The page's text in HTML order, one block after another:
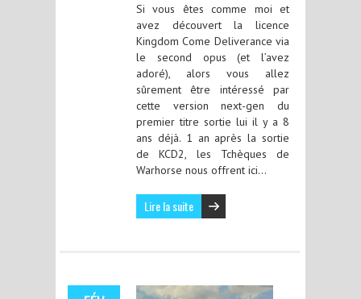
Si vous êtes comme moi et
avez découvert la licence
Kingdom Come Deliverance via
le second opus (et l’avez
adoré), alors vous allez
sûrement être intéressé par
cette version next-gen du
premier titre sortie lui il y a 8
ans déjà. 1 an après la sortie
de KCD2, les Tchèques de
Warhorse nous offrent ici…
Lire la suite